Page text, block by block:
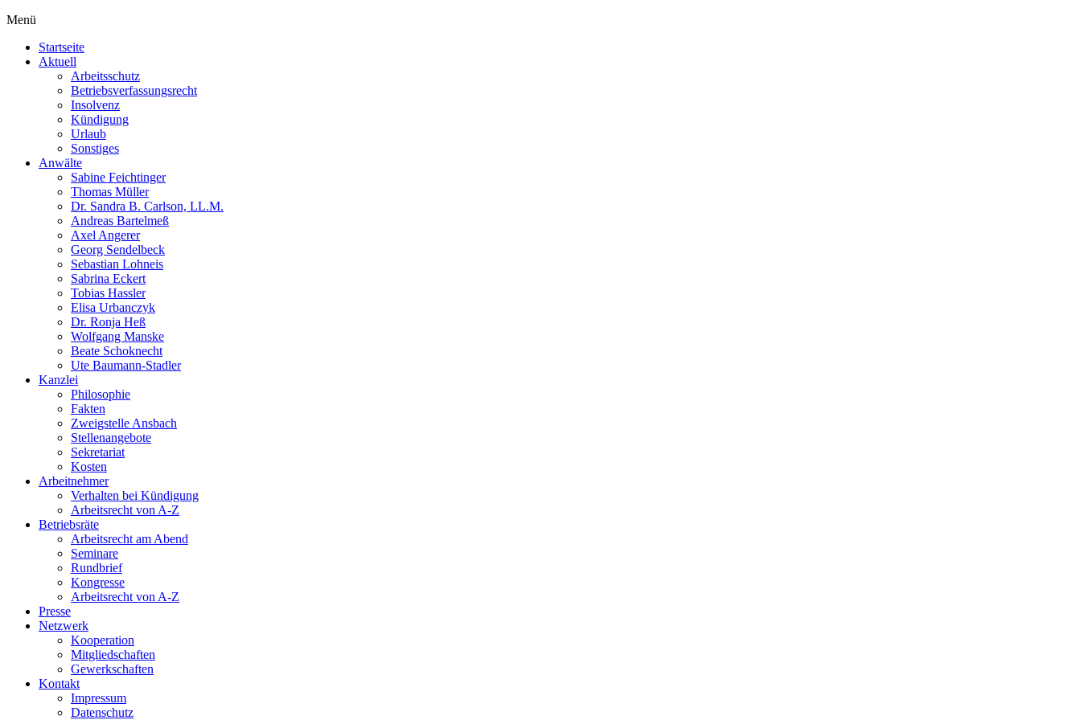
Menü
Startseite
Aktuell
Arbeitsschutz
Betriebsverfassungsrecht
Insolvenz
Kündigung
Urlaub
Sonstiges
Anwälte
Sabine Feichtinger
Thomas Müller
Dr. Sandra B. Carlson, LL.M.
Andreas Bartelmeß
Axel Angerer
Georg Sendelbeck
Sebastian Lohneis
Sabrina Eckert
Tobias Hassler
Elisa Urbanczyk
Dr. Ronja Heß
Wolfgang Manske
Beate Schoknecht
Ute Baumann-Stadler
Kanzlei
Philosophie
Fakten
Zweigstelle Ansbach
Stellenangebote
Sekretariat
Kosten
Arbeitnehmer
Verhalten bei Kündigung
Arbeitsrecht von A-Z
Betriebsräte
Arbeitsrecht am Abend
Seminare
Rundbrief
Kongresse
Arbeitsrecht von A-Z
Presse
Netzwerk
Kooperation
Mitgliedschaften
Gewerkschaften
Kontakt
Impressum
Datenschutz